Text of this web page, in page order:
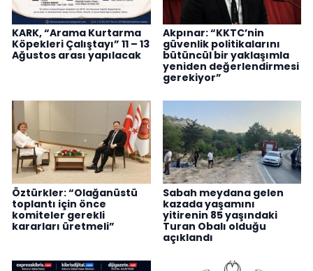
KARK, “Arama Kurtarma
Köpekleri Çalıştayı” 11 – 13
Ağustos arası yapılacak
Akpınar: “KKTC’nin
güvenlik politikalarını
bütüncül bir yaklaşımla
yeniden değerlendirmesi
gerekiyor”
Öztürkler: “Olağanüstü
toplantı için önce
komiteler gerekli
kararları üretmeli”
Sabah meydana gelen
kazada yaşamını
yitirenin 85 yaşındaki
Turan Obalı olduğu
açıklandı